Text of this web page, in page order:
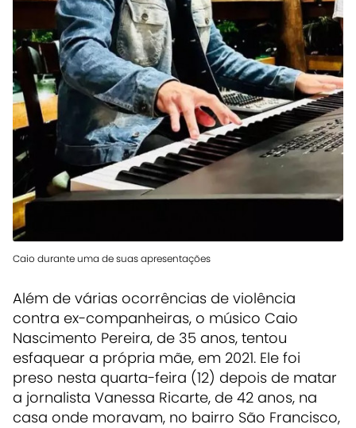
Caio durante uma de suas apresentações
Além de várias ocorrências de violência
contra ex-companheiras, o músico Caio
Nascimento Pereira, de 35 anos, tentou
esfaquear a própria mãe, em 2021. Ele foi
preso nesta quarta-feira (12) depois de matar
a jornalista Vanessa Ricarte, de 42 anos, na
casa onde moravam, no bairro São Francisco,